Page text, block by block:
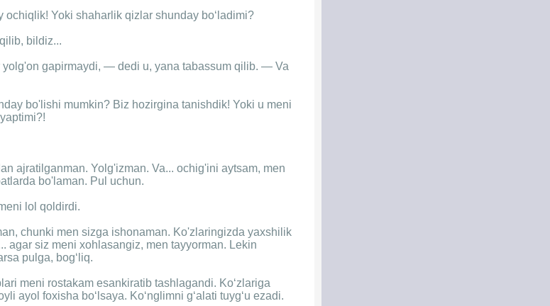
ochiqlik! Yoki shaharlik qizlar shunday bo‘ladimi?
bildiz...
gapirmaydi, — dedi u, yana tabassum qilib. — Va
bo'lishi mumkin? Biz hozirgina tanishdik! Yoki u meni
ajratilganman. Yolg'izman. Va... ochig'ini aytsam, men
bo'laman. Pul uchun.
lol qoldirdi.
chunki men sizga ishonaman. Ko'zlaringizda yaxshilik
agar siz meni xohlasangiz, men tayyorman. Lekin
pulga, bog‘liq.
meni rostakam esankiratib tashlagandi. Ko‘zlariga
ayol foxisha bo‘lsaya. Ko‘nglimni g‘alati tuyg‘u ezadi.